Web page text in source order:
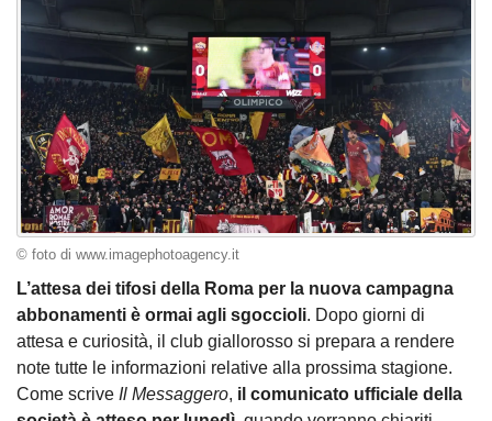
© foto di www.imagephotoagency.it
L’attesa dei tifosi della Roma per la nuova campagna
abbonamenti è ormai agli sgoccioli. Dopo giorni di
attesa e curiosità, il club giallorosso si prepara a rendere
note tutte le informazioni relative alla prossima stagione.
Come scrive Il Messaggero, il comunicato ufficiale della